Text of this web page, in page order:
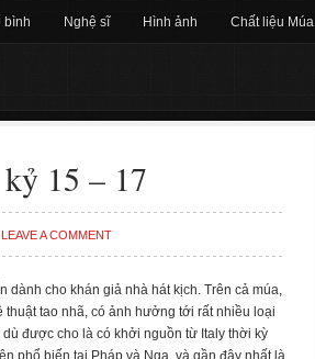
bình Nghệ sĩ Hình ảnh Chất liệu Múa
15 – 17
LEAVE A COMMENT
dành cho khán giả nhà hát kịch. Trên cả múa,
tao nhã, có ảnh hưởng tới rất nhiều loại
được cho là có khởi nguồn từ Italy thời kỳ
phổ biến tại Pháp và Nga, và gần đây nhất là